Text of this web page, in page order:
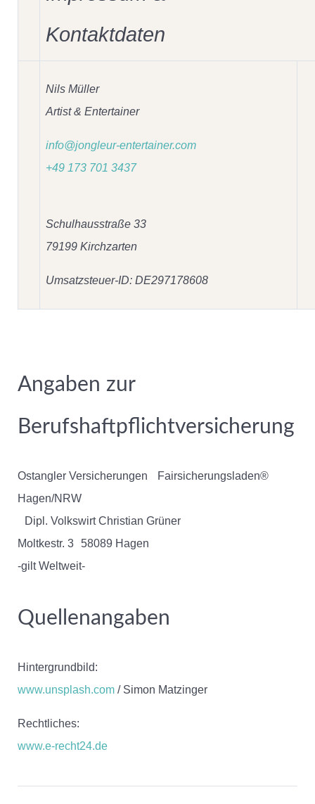
Kontaktdaten
Nils Müller
Artist & Entertainer
info@jongleur-entertainer.com
+49 173 701 3437
Schulhausstraße 33
79199 Kirchzarten
Umsatzsteuer-ID: DE297178608
Angaben zur
Berufshaftpflichtversicherung
Ostangler Versicherungen Fairsicherungsladen®
Hagen/NRW
Dipl. Volkswirt Christian Grüner
Moltkestr. 3 58089 Hagen
-gilt Weltweit-
Quellenangaben
Hintergrundbild:
www.unsplash.com / Simon Matzinger
Rechtliches:
www.e-recht24.de